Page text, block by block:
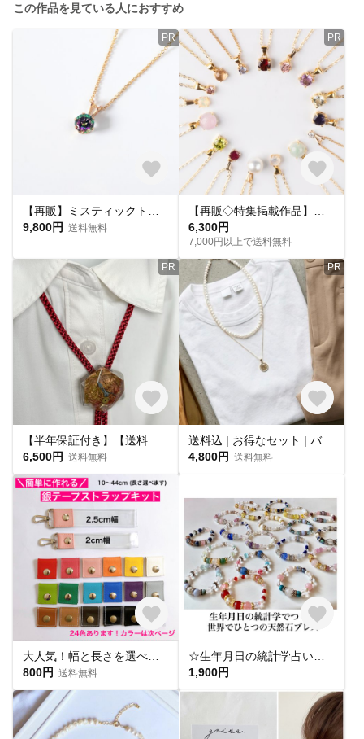
この作品を見ている人におすすめ
PR
9,800円 送料無料
PR
6,300円
7,000円以上で送料無料
PR
6,500円 送料無料
PR
送料込 | お得なセット | バロック淡水パールとコインネックレス
4,800円 送料無料
800円 送料無料
1,900円